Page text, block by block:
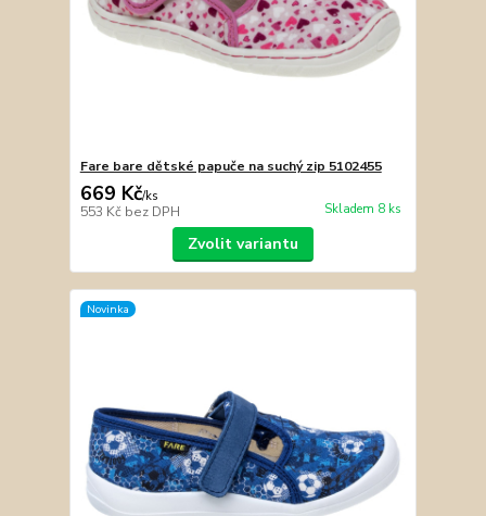
Fare bare dětské papuče na suchý zip 5102455
669 Kč/ks
553 Kč bez DPH Skladem 8 ks
Zvolit variantu
Novinka